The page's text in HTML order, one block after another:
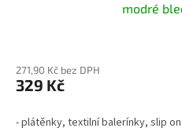
modré
271,90 Kč bez DPH
329 Kč
- plátěnky, textilní balerínky, slip